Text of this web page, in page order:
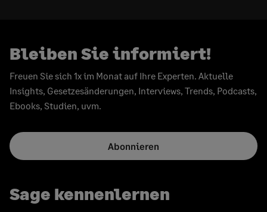
Bleiben Sie informiert!
Freuen Sie sich 1x im Monat auf Ihre Experten. Aktuelle
Insights, Gesetzesänderungen, Interviews, Trends, Podcasts,
Ebooks, Studien, uvm.
Abonnieren
Sage kennenlernen